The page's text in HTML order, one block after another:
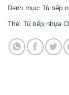
Danh mục: Tủ bếp
Thẻ: Tủ bếp nhựa